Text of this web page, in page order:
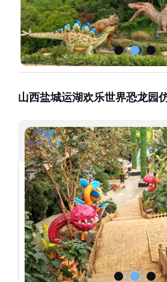
山西盐城运湖欢乐世界恐龙园